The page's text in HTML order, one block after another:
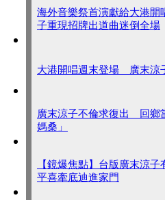
海外音樂祭首演獻給大港
子重現招牌出道曲迷倒全場
大港開唱週末登場 廣末涼
廣末涼子不倫求復出 回鄉
媽桑」
【鏡爆焦點】台版廣末涼
平喜牽底迪進家門